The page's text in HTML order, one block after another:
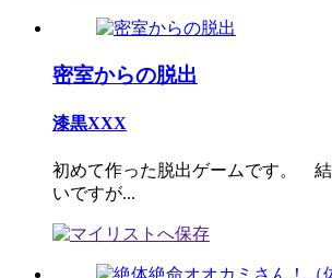
密室からの脱出
漆黒XXX
初めて作った脱出ゲームです。
いですが...